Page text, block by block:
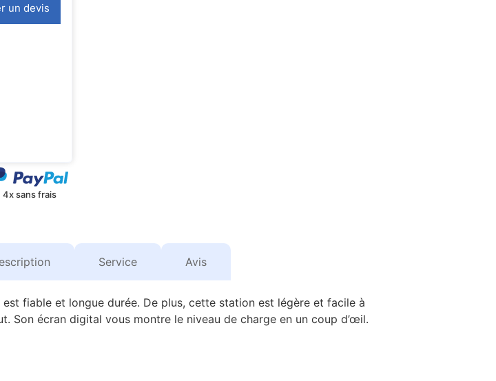
un devis
4x sans frais
Service Avis
est fiable et longue durée. De plus, cette station est légère et facile à
Son écran digital vous montre le niveau de charge en un coup d’œil.